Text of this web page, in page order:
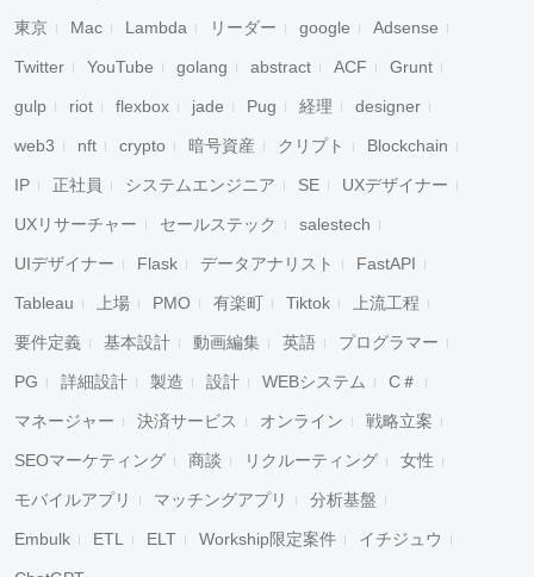
東京 Mac Lambda リーダー google Adsense
Twitter YouTube golang abstract ACF Grunt
gulp riot flexbox jade Pug 経理 designer
web3 nft crypto 暗号資産 クリプト Blockchain
IP 正社員 システムエンジニア SE UXデザイナー
UXリサーチャー セールステック salestech
UIデザイナー Flask データアナリスト FastAPI
Tableau 上場 PMO 有楽町 Tiktok 上流工程
要件定義 基本設計 動画編集 英語 プログラマー
PG 詳細設計 製造 設計 WEBシステム C＃
マネージャー 決済サービス オンライン 戦略立案
SEOマーケティング 商談 リクルーティング 女性
モバイルアプリ マッチングアプリ 分析基盤
Embulk ETL ELT Workship限定案件 イチジュウ